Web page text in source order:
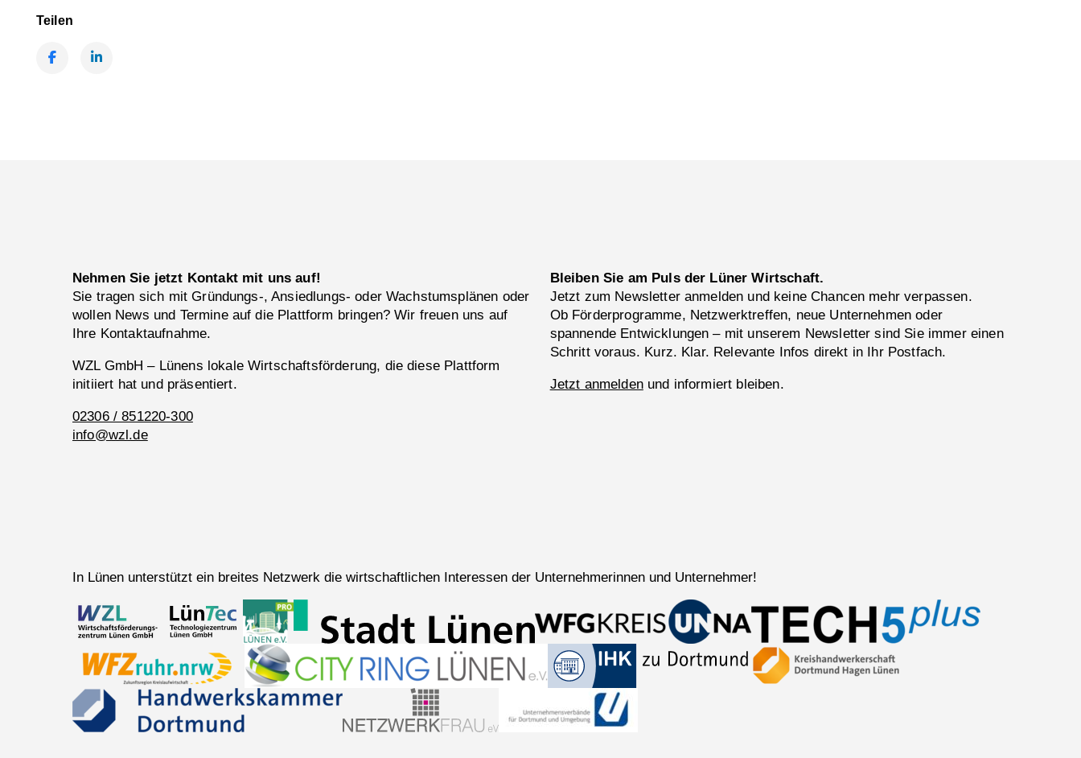
Teilen
Nehmen Sie jetzt Kontakt mit uns auf!
Sie tragen sich mit Gründungs-, Ansiedlungs- oder Wachstumsplänen oder
wollen News und Termine auf die Plattform bringen? Wir freuen uns auf
Ihre Kontaktaufnahme.
WZL GmbH – Lünens lokale Wirtschaftsförderung, die diese Plattform
initiiert hat und präsentiert.
02306 / 851220-300
info@wzl.de
Bleiben Sie am Puls der Lüner Wirtschaft.
Jetzt zum Newsletter anmelden und keine Chancen mehr verpassen.
Ob Förderprogramme, Netzwerktreffen, neue Unternehmen oder
spannende Entwicklungen – mit unserem Newsletter sind Sie immer einen
Schritt voraus. Kurz. Klar. Relevante Infos direkt in Ihr Postfach.
Jetzt anmeldenund informiert bleiben.
In Lünen unterstützt ein breites Netzwerk die wirtschaftlichen Interessen der Unternehmerinnen und Unternehmer!